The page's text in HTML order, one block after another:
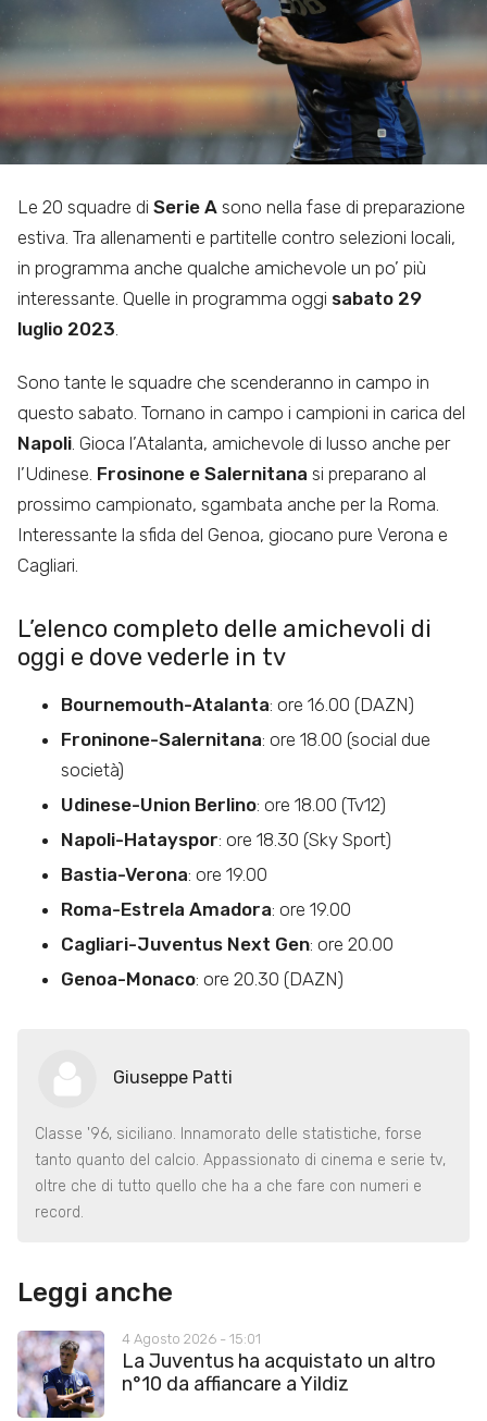
Le 20 squadre di Serie A sono nella fase di preparazione
estiva. Tra allenamenti e partitelle contro selezioni locali,
in programma anche qualche amichevole un po’ più
interessante. Quelle in programma oggi sabato 29
luglio 2023.
Sono tante le squadre che scenderanno in campo in
questo sabato. Tornano in campo i campioni in carica del
Napoli. Gioca l’Atalanta, amichevole di lusso anche per
l’Udinese. Frosinone e Salernitana si preparano al
prossimo campionato, sgambata anche per la Roma.
Interessante la sfida del Genoa, giocano pure Verona e
Cagliari.
L’elenco completo delle amichevoli di
oggi e dove vederle in tv
Bournemouth-Atalanta: ore 16.00 (DAZN)
Froninone-Salernitana: ore 18.00 (social due
società)
Udinese-Union Berlino: ore 18.00 (Tv12)
Napoli-Hatayspor: ore 18.30 (Sky Sport)
Bastia-Verona: ore 19.00
Roma-Estrela Amadora: ore 19.00
Cagliari-Juventus Next Gen: ore 20.00
Genoa-Monaco: ore 20.30 (DAZN)
Giuseppe Patti
Classe '96, siciliano. Innamorato delle statistiche, forse
tanto quanto del calcio. Appassionato di cinema e serie tv,
oltre che di tutto quello che ha a che fare con numeri e
record.
Leggi anche
4 Agosto 2026 - 15:01
La Juventus ha acquistato un altro
n°10 da affiancare a Yildiz